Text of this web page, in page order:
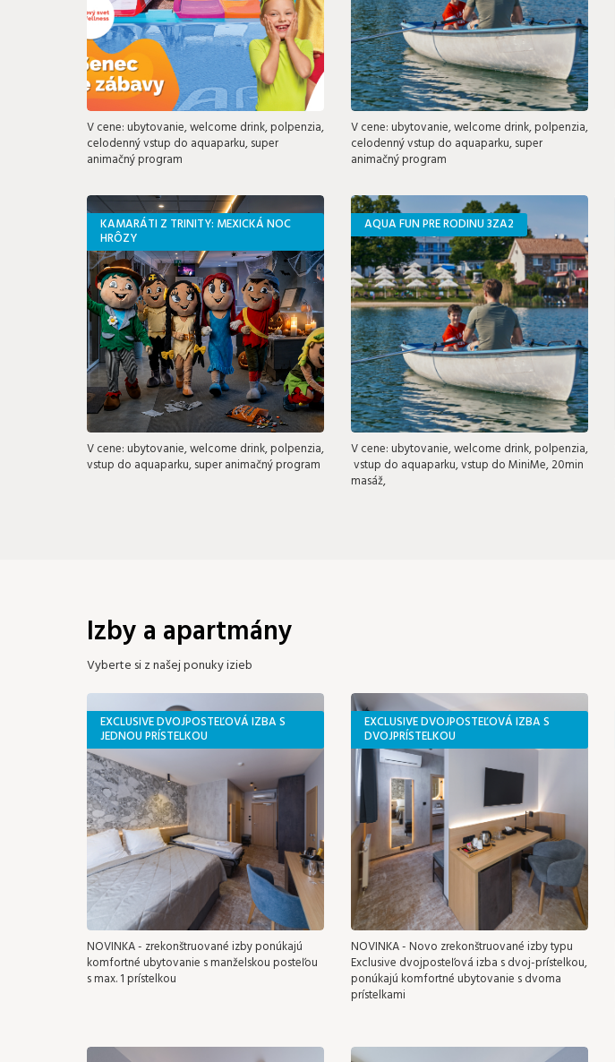
V cene: ubytovanie, welcome drink, polpenzia,
celodenný vstup do aquaparku, super
animačný program
V cene: ubytovanie, welcome drink, polpenzia,
celodenný vstup do aquaparku, super
animačný program
KAMARÁTI Z TRINITY: MEXICKÁ NOC
HRÔZY
V cene: ubytovanie, welcome drink, polpenzia,
vstup do aquaparku, super animačný program
AQUA FUN PRE RODINU 3ZA2
V cene: ubytovanie, welcome drink, polpenzia,
vstup do aquaparku, vstup do MiniMe, 20min
masáž,
Izby a apartmány
Vyberte si z našej ponuky izieb
EXCLUSIVE DVOJPOSTEĽOVÁ IZBA S
JEDNOU PRÍSTELKOU
NOVINKA - zrekonštruované izby ponúkajú
komfortné ubytovanie s manželskou posteľou
s max. 1 prístelkou
EXCLUSIVE DVOJPOSTEĽOVÁ IZBA S
DVOJPRÍSTELKOU
NOVINKA - Novo zrekonštruované izby typu
Exclusive dvojposteľová izba s dvoj-prístelkou,
ponúkajú komfortné ubytovanie s dvoma
prístelkami